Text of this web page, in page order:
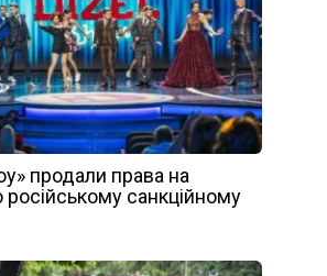
продали права на
російському санкційному